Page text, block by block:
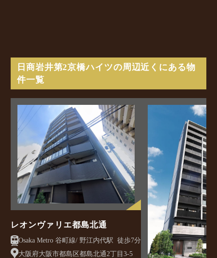
日商岩井第2京橋ハイツの周辺近くにある物
件一覧
レオンヴァリエ都島北通
Osaka Metro 谷町線/ 野江内代駅 徒歩7分
大阪府大阪市都島区都島北通2丁目3-5